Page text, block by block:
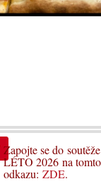
Zapojte se do
LÉTO 2026 na tomto
odkazu:ZDE.